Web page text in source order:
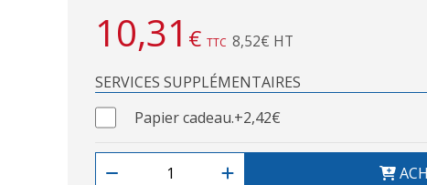
10,31 € TTC 8,52€ HT
SERVICES SUPPLÉMENTAIRES
Papier cadeau.+2,42€